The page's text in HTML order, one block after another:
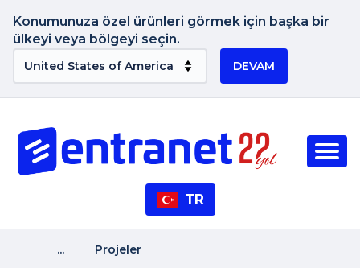
Konumunuza özel ürünleri görmek için başka bir
ülkeyi veya bölgeyi seçin.
DEVAM
TR
... Projeler